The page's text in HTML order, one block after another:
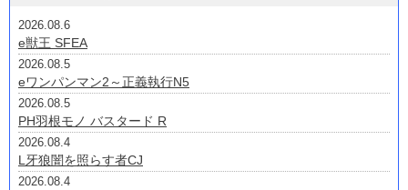
2026.08.6
e獣王 SFEA
2026.08.5
eワンパンマン2～正義執行N5
2026.08.5
PH羽根モノ バスタード R
2026.08.4
L牙狼闇を照らす者CJ
2026.08.4